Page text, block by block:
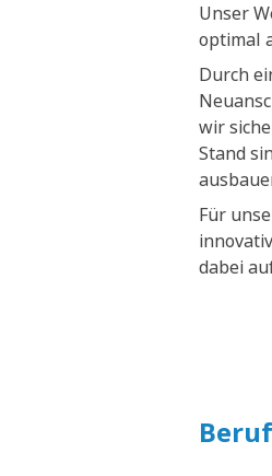
Unser
optimal
Durch
wir
Stand
Für
dabei